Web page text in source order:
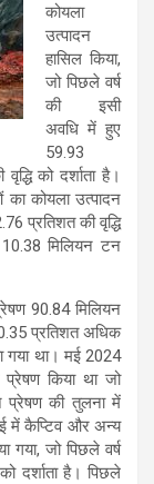
कोयला
उत्पादन
हासिल किया,
जो पिछले वर्ष
की इसी
अवधि में हुए
59.93
को दर्शाता है।
कोयला उत्पादन
प्रतिशत की वृद्धि
मिलियन टन
90.84 मिलियन
प्रतिशत अधिक
गया था। मई 2024
किया था जो
प्रेषण की तुलना में
में कैप्टिव और अन्य
गया, जो पिछले वर्ष
दर्शाता है। पिछले